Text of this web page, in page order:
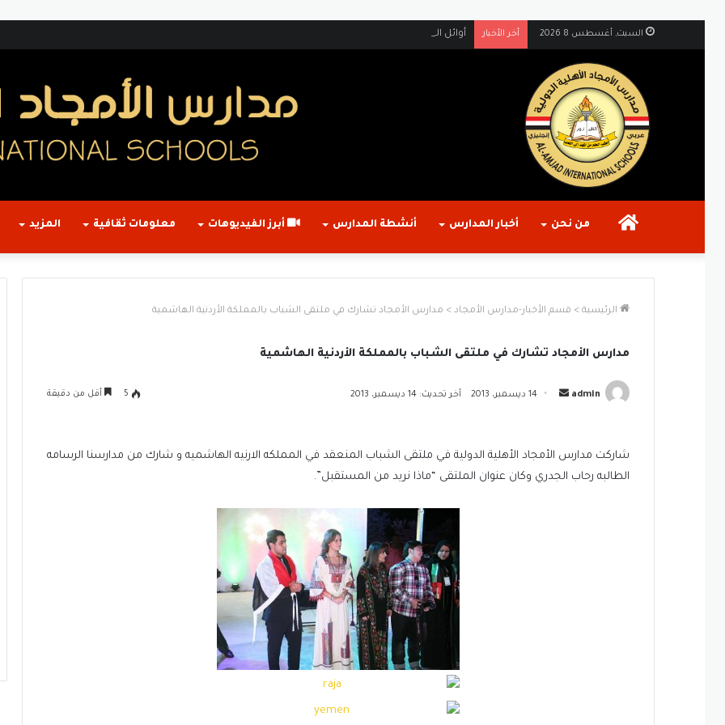
السبت, أغسطس 8 2026 أخر الأخبار أوائل الجمهورية في الشهادة الأساسية 2025–2026.. إنجاز جديد يضاف إلى سجل مدارس الأمجاد الأهلية الدولية
الرئيسيةمن نحن أخبار المدارس أنشطة المدارس أبرز الفيديوهات معلومات ثقافية المزيد
الرئيسية > قسم الأخبار-مدارس الأمجاد > مدارس الأمجاد تشارك في ملتقى الشباب بالمملكة الأردنية الهاشمية
مدارس الأمجاد تشارك في ملتقى الشباب بالمملكة الأردنية الهاشمية
admin
أرسل 14 ديسمبر، 2013 آخر تحديث: 14 ديسمبر، 2013 5 أقل من دقيقة
شاركت مدارس الأمجاد الأهلية الدولية في ملتقى الشباب المنعقد في المملكه الارنيه الهاشميه و شارك من مدارسنا الرسامه
الطالبه رحاب الجدري وكان عنوان الملتقى “ماذا نريد من المستقبل”.